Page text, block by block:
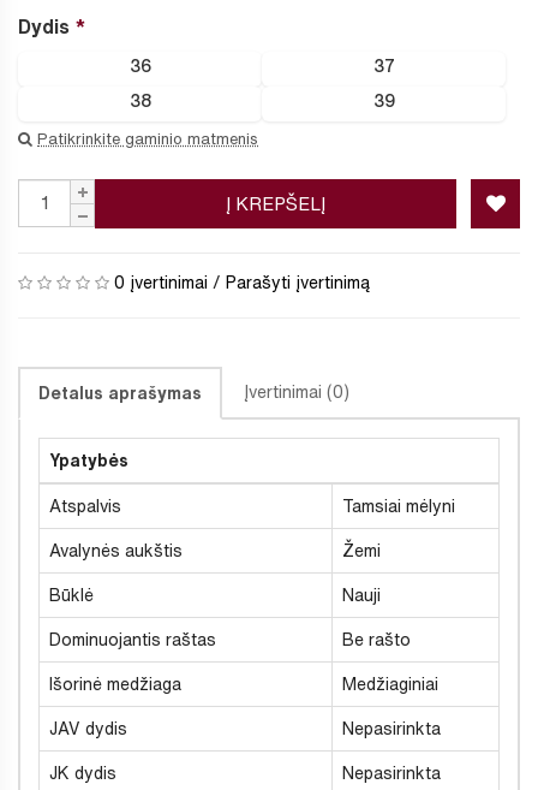
Dydis
36 37
38 39
Patikrinkite gaminio matmenis
Į KREPŠELĮ
0 įvertinimai / Parašyti įvertinimą
Detalus aprašymas Įvertinimai (0)
Ypatybės
Atspalvis Tamsiai mėlyni
Avalynės aukštis Žemi
Būklė Nauji
Dominuojantis raštas Be rašto
Išorinė medžiaga Medžiaginiai
JAV dydis Nepasirinkta
JK dydis Nepasirinkta